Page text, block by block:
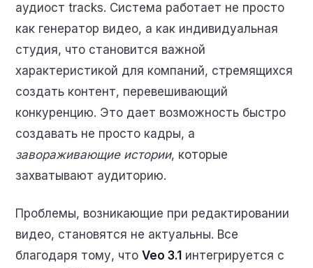
аудиост tracks. Система работает не просто
как генератор видео, а как индивидуальная
студия, что становится важной
характеристикой для компаний, стремящихся
создать контент, перевешивающий
конкуренцию. Это дает возможность быстро
создавать не просто кадры, а
завораживающие истории, которые
захватывают аудиторию.
Проблемы, возникающие при редактировании
видео, становятся не актуальны. Все
благодаря тому, чтоVeo 3.1 интегрируется с